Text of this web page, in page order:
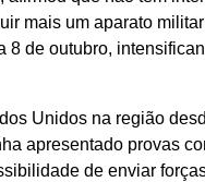
mais um aparato
8 de outubro,
Unidos na região
apresentado provas
de enviar